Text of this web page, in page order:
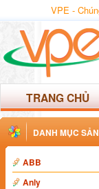
VPE -
TRANG CHỦ
DANH MỤC
ABB
Anly